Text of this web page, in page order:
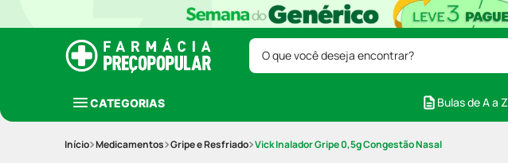
O que você deseja encontrar?
CATEGORIAS Bulas de A a Z
Medicamentos Gripe e Resfriado Vick Inalador Gripe 0,5g Congestão Nasal